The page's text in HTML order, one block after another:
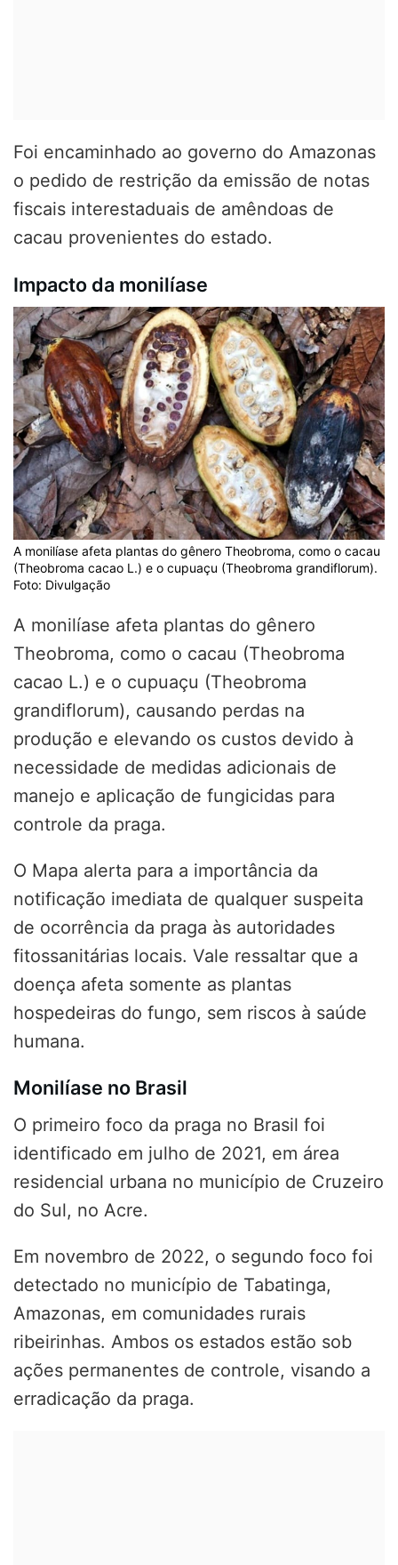
Foi encaminhado ao governo do Amazonas
o pedido de restrição da emissão de notas
fiscais interestaduais de amêndoas de
cacau provenientes do estado.
Impacto da monilíase
A monilíase afeta plantas do gênero Theobroma, como o cacau
(Theobroma cacao L.) e o cupuaçu (Theobroma grandiflorum).
Foto: Divulgação
A monilíase afeta plantas do gênero
Theobroma, como o cacau (Theobroma
cacao L.) e o cupuaçu (Theobroma
grandiflorum), causando perdas na
produção e elevando os custos devido à
necessidade de medidas adicionais de
manejo e aplicação de fungicidas para
controle da praga.
O Mapa alerta para a importância da
notificação imediata de qualquer suspeita
de ocorrência da praga às autoridades
fitossanitárias locais. Vale ressaltar que a
doença afeta somente as plantas
hospedeiras do fungo, sem riscos à saúde
humana.
Monilíase no Brasil
O primeiro foco da praga no Brasil foi
identificado em julho de 2021, em área
residencial urbana no município de Cruzeiro
do Sul, no Acre.
Em novembro de 2022, o segundo foco foi
detectado no município de Tabatinga,
Amazonas, em comunidades rurais
ribeirinhas. Ambos os estados estão sob
ações permanentes de controle, visando a
erradicação da praga.